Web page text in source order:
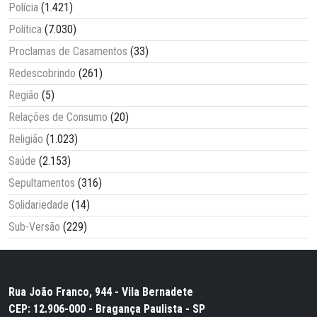
Polícia (1.421)
Política (7.030)
Proclamas de Casamentos (33)
Redescobrindo (261)
Região (5)
Relações de Consumo (20)
Religião (1.023)
Saúde (2.153)
Sepultamentos (316)
Solidariedade (14)
Sub-Versão (229)
Rua João Franco, 944 - Vila Bernadete
CEP: 12.906-000 - Bragança Paulista - SP